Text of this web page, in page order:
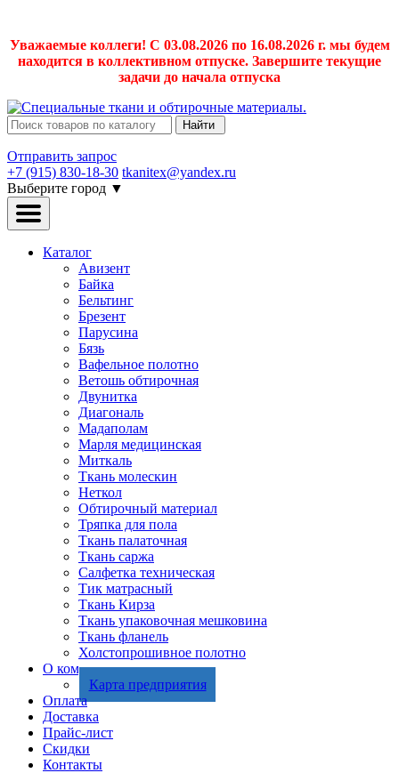
Уважаемые коллеги! С 03.08.2026 по 16.08.2026 г. мы будем
находится в коллективном отпуске. Завершите текущие
задачи до начала отпуска
Найти
Отправить запрос
+7 (915) 830-18-30 tkanitex@yandex.ru
Выберите город ▼
Каталог
Авизент
Байка
Бельтинг
Брезент
Парусина
Бязь
Вафельное полотно
Ветошь обтирочная
Двунитка
Диагональ
Мадаполам
Марля медицинская
Миткаль
Ткань молескин
Неткол
Обтирочный материал
Тряпка для пола
Ткань палаточная
Ткань саржа
Салфетка техническая
Тик матрасный
Ткань Кирза
Ткань упаковочная мешковина
Ткань фланель
Холстопрошивное полотно
О компании
Карта предприятия
Оплата
Доставка
Прайс-лист
Скидки
Контакты